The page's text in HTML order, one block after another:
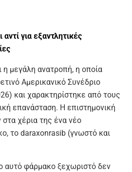
αντί για εξαντλητικές
μεγάλη ανατροπή, η οποία
Αμερικανικό Συνέδριο
και χαρακτηρίστηκε από τους
επανάσταση. Η επιστημονική
στα χέρια της ένα νέο
το daraxonrasib (γνωστό και
αυτό φάρμακο ξεχωριστό δεν